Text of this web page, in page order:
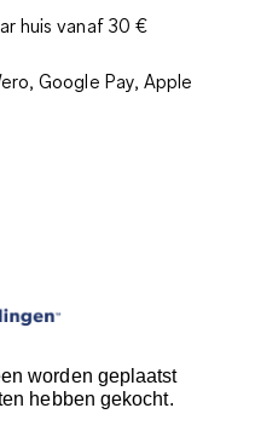
huis vanaf 30 €
Google Pay, Apple
worden geplaatst
hebben gekocht.